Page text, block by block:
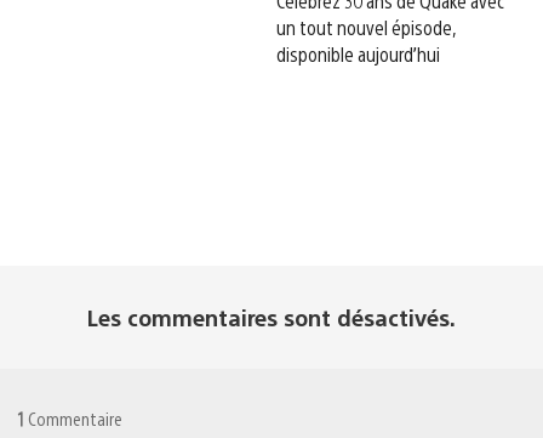
un tout nouvel épisode,
disponible aujourd’hui
Les commentaires sont désactivés.
1 Commentaire